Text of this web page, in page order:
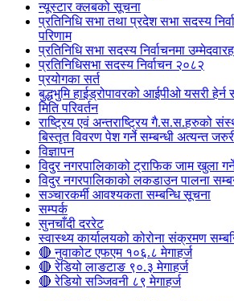
न्यूस्टार क्लबको सूचना
प्रतिनिधि सभा तथा प्रदेश सभा सदस्य
परिणाम
प्रतिनिधि सभा सदस्य निर्वाचनमा
प्रतिनिधिसभा सदस्य निर्वाचन २०८२
प्रयोगका सर्त
बुद्धभुमि हाईड्रोपावरको आईपीओ यसरी हेर्न
मिति परिवर्तन
राष्ट्रिय एवं अन्तराष्ट्रिय गै.स.स.हरुको
बिस्तृत विवरण पेश गर्ने सम्बन्धी अत्यन्त
विज्ञापन
विदुर नगरपालिकाको ट्राफिक जाम खुला
विदुर नगरपालिकाको लकडाउन पालना
सञ्चारकर्मी आवश्यकता सम्बन्धि सूचना
सम्पर्क
सुनचाँदी दररेट
स्वास्थ्य कार्यालयको कोरोना संक्रमण
🔴 नुवाकोट एफएम १०६.८ मेगाहर्ज
🔴 रेडियो लाङटाङ ९०.३ मेगाहर्ज
🔴 रेडियो सञ्जिवनी ८९ मेगाहर्ज